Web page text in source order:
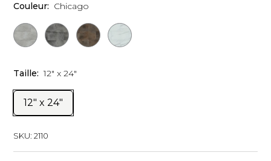
Couleur: Chicago
Taille: 12" x 24"
12" x 24"
SKU:2110